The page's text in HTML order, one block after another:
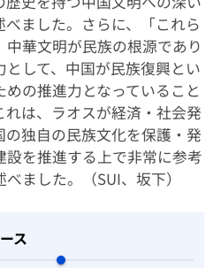
ました。さらに、「これら
華文明が民族の根源であり
して、中国が民族復興とい
の推進力となっていること
は、ラオスが経済・社会発
独自の民族文化を保護・発
を推進する上で非常に参考
ました。（SUI、坂下）
ス